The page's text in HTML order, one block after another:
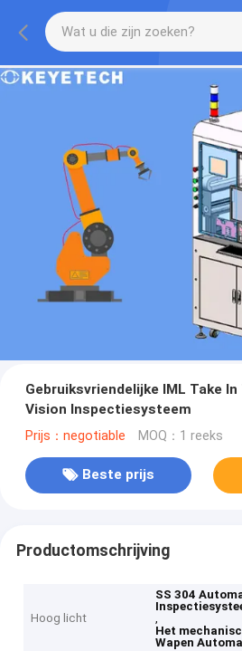
Gebruiksvriendelijke IML Take In
Vision Inspectiesysteem
Prijs：negotiable MOQ：1 reeks
Beste prijs
Productomschrijving
Hoog licht
SS 304
,
Het
Wapen